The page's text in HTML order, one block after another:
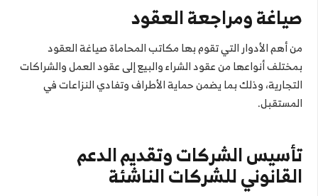
صياغة ومراجعة العقود
من أهم الأدوار التي تقوم بها مكاتب المحاماة صياغة العقود
بمختلف أنواعها من عقود الشراء والبيع إلى عقود العمل والشراكات
التجارية، وذلك بما يضمن حماية الأطراف وتفادي النزاعات في
المستقبل.
تأسيس الشركات وتقديم الدعم
القانوني للشركات الناشئة